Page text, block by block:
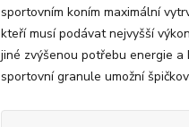
sportovním koním maximální
kteří musí podávat nejvyšší
jiné zvýšenou potřebu energie
sportovní granule umožní